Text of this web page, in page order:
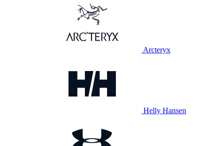
Arcteryx
Helly Hansen